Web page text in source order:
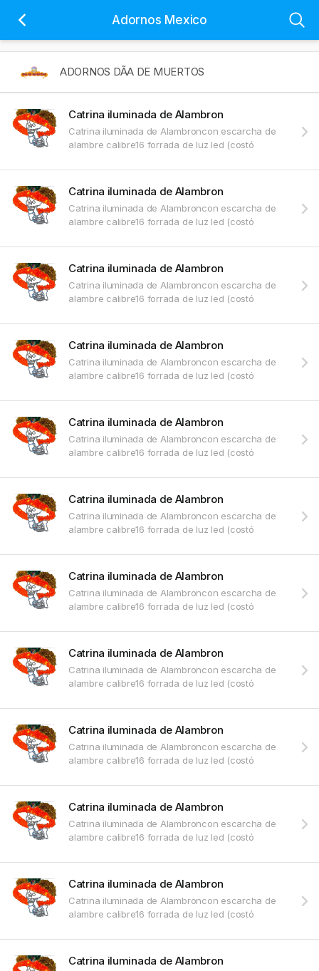
Adornos Mexico
ADORNOS DÃA DE MUERTOS
Catrina iluminada de Alambron
Catrina iluminada de Alambroncon escarcha de
alambre calibre16 forrada de luz led (costó
Catrina iluminada de Alambron
Catrina iluminada de Alambroncon escarcha de
alambre calibre16 forrada de luz led (costó
Catrina iluminada de Alambron
Catrina iluminada de Alambroncon escarcha de
alambre calibre16 forrada de luz led (costó
Catrina iluminada de Alambron
Catrina iluminada de Alambroncon escarcha de
alambre calibre16 forrada de luz led (costó
Catrina iluminada de Alambron
Catrina iluminada de Alambroncon escarcha de
alambre calibre16 forrada de luz led (costó
Catrina iluminada de Alambron
Catrina iluminada de Alambroncon escarcha de
alambre calibre16 forrada de luz led (costó
Catrina iluminada de Alambron
Catrina iluminada de Alambroncon escarcha de
alambre calibre16 forrada de luz led (costó
Catrina iluminada de Alambron
Catrina iluminada de Alambroncon escarcha de
alambre calibre16 forrada de luz led (costó
Catrina iluminada de Alambron
Catrina iluminada de Alambroncon escarcha de
alambre calibre16 forrada de luz led (costó
Catrina iluminada de Alambron
Catrina iluminada de Alambroncon escarcha de
alambre calibre16 forrada de luz led (costó
Catrina iluminada de Alambron
Catrina iluminada de Alambroncon escarcha de
alambre calibre16 forrada de luz led (costó
Catrina iluminada de Alambron